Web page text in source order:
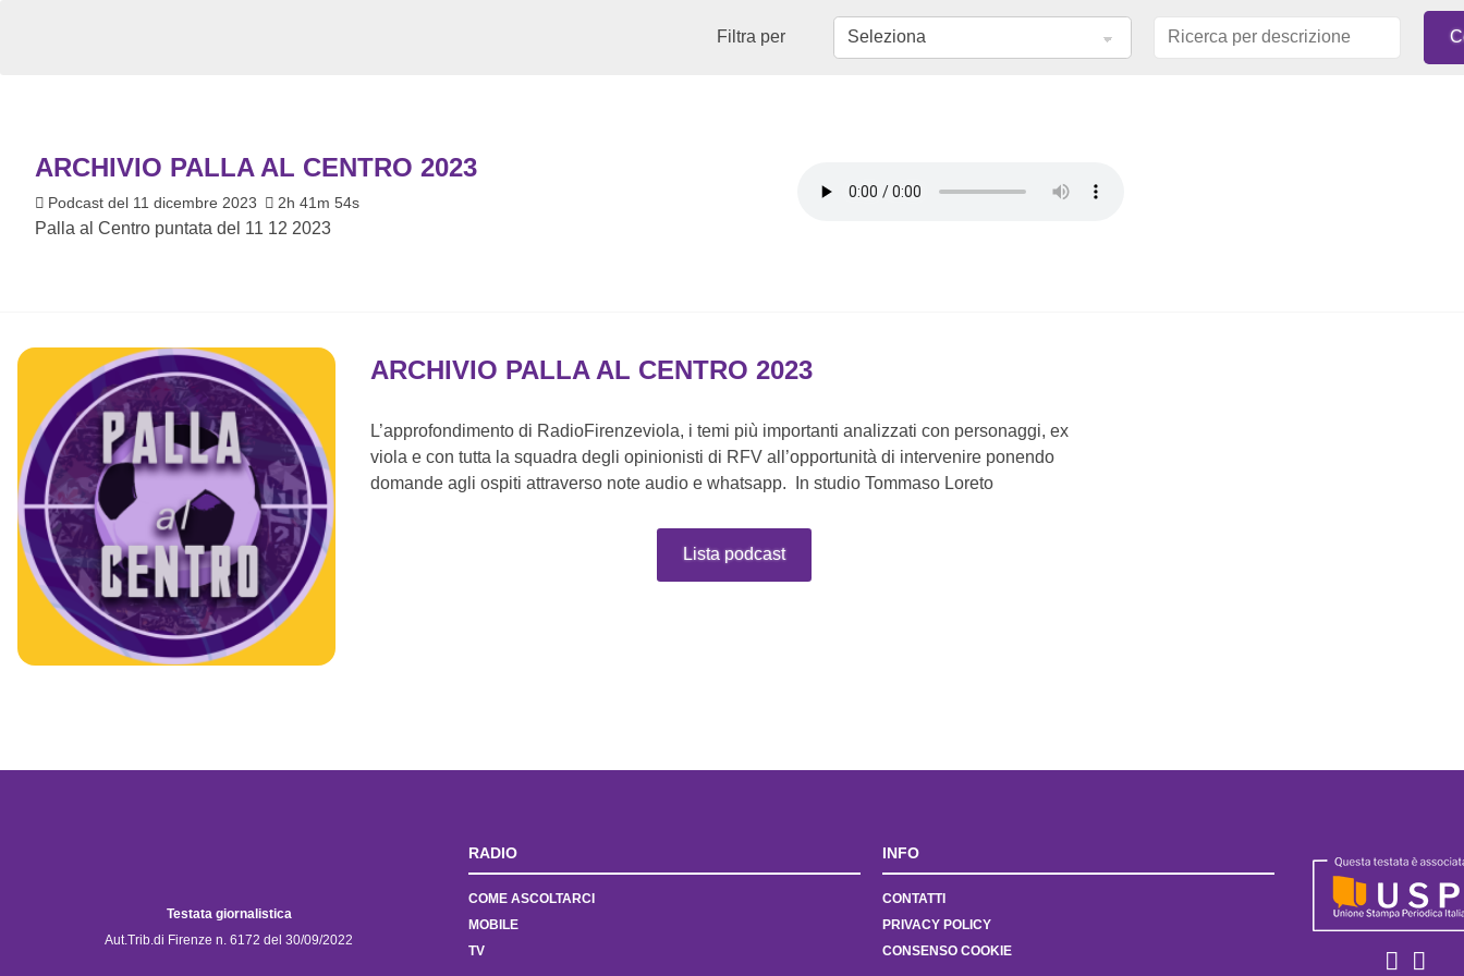
Filtra per
ARCHIVIO PALLA AL CENTRO 2023
Podcast del 11 dicembre 2023 2h 41m 54s
Palla al Centro puntata del 11 12 2023
ARCHIVIO PALLA AL CENTRO 2023
L’approfondimento di RadioFirenzeviola, i temi più importanti analizzati con personaggi, ex
viola e con tutta la squadra degli opinionisti di RFV all’opportunità di intervenire ponendo
domande agli ospiti attraverso note audio e whatsapp. In studio Tommaso Loreto
Lista podcast
Testata giornalistica
Aut.Trib.di Firenze n. 6172 del 30/09/2022
RADIO
COME ASCOLTARCI
MOBILE
TV
INFO
CONTATTI
PRIVACY POLICY
CONSENSO COOKIE